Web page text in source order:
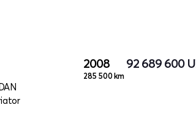
2008
285 500 km
92 689 600